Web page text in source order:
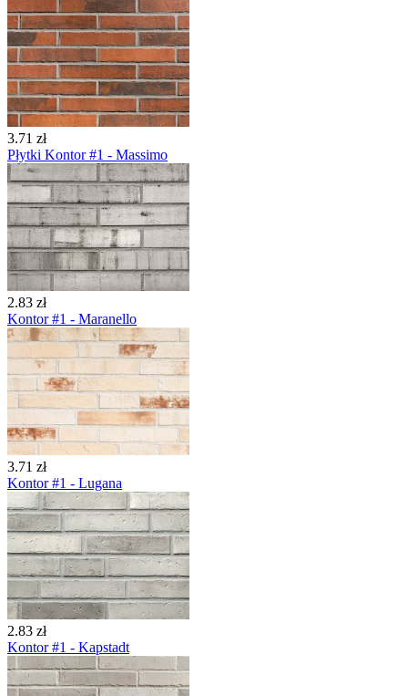
3.71 zł
Płytki Kontor #1 - Massimo
2.83 zł
Kontor #1 - Maranello
3.71 zł
Kontor #1 - Lugana
2.83 zł
Kontor #1 - Kapstadt